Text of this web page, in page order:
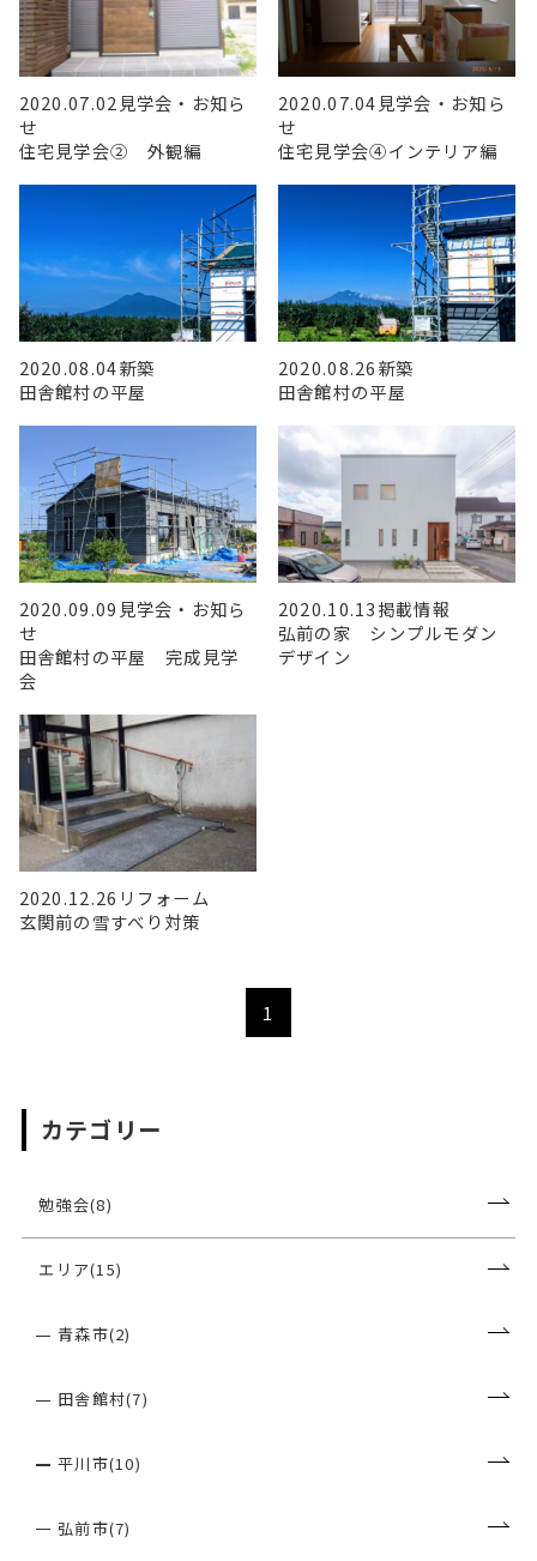
2020.07.02 見学会・お知ら
せ
住宅見学会② 外観編
2020.07.04 見学会・お知ら
せ
住宅見学会④インテリア編
2020.08.04新築
田舎館村の平屋
2020.08.26新築
田舎館村の平屋
2020.09.09 見学会・お知ら
せ
田舎館村の平屋 完成見学
会
2020.10.13掲載情報
弘前の家 シンプルモダン
デザイン
2020.12.26 リフォーム
玄関前の雪すべり対策
1
カテゴリー
勉強会(8)
エリア(15)
青森市(2)
田舎館村(7)
平川市(10)
弘前市(7)